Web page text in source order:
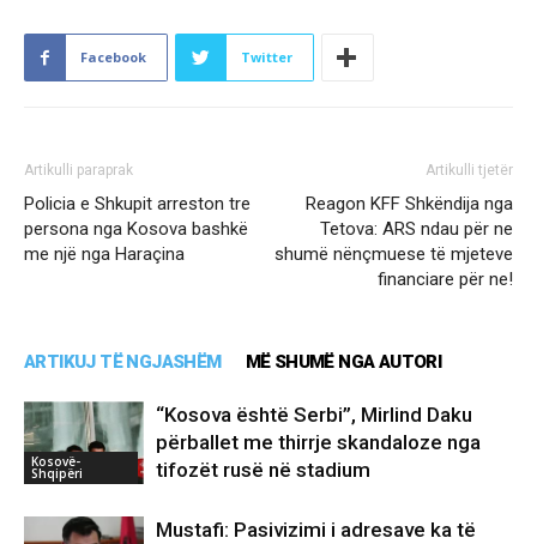
Facebook Twitter
Artikulli paraprak
Policia e Shkupit arreston tre
persona nga Kosova bashkë
me një nga Haraçina
Artikulli tjetër
Reagon KFF Shkëndija nga
Tetova: ARS ndau për ne
shumë nënçmuese të mjeteve
financiare për ne!
ARTIKUJ TË NGJASHËM MË SHUMË NGA AUTORI
Kosovë-
Shqipëri
“Kosova është Serbi”, Mirlind Daku
përballet me thirrje skandaloze nga
tifozët rusë në stadium
Mustafi: Pasivizimi i adresave ka të